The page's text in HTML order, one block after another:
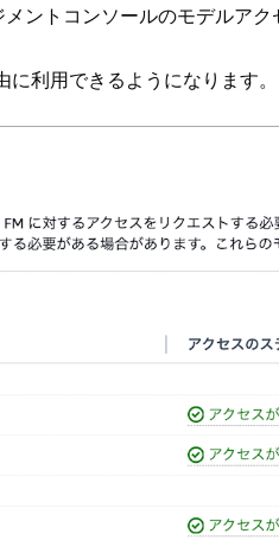
ントコンソールのモデルア
利用できるようになります。